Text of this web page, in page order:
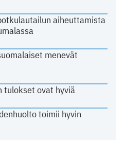
aiheuttamista
menevät
tulokset ovat hyviä
toimii hyvin